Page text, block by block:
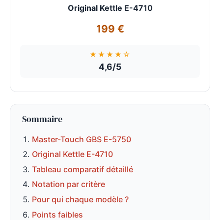
Original Kettle E-4710
199 €
★★★★☆
4,6/5
Sommaire
Master-Touch GBS E-5750
Original Kettle E-4710
Tableau comparatif détaillé
Notation par critère
Pour qui chaque modèle ?
Points faibles